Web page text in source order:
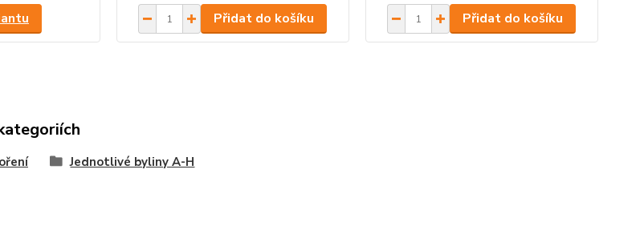
Přidat do košíku Přidat do košíku
Jednotlivé byliny A-H